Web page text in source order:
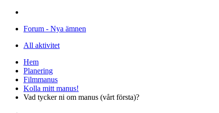
Forum - Nya ämnen
All aktivitet
Hem
Planering
Filmmanus
Kolla mitt manus!
Vad tycker ni om manus (vårt första)?